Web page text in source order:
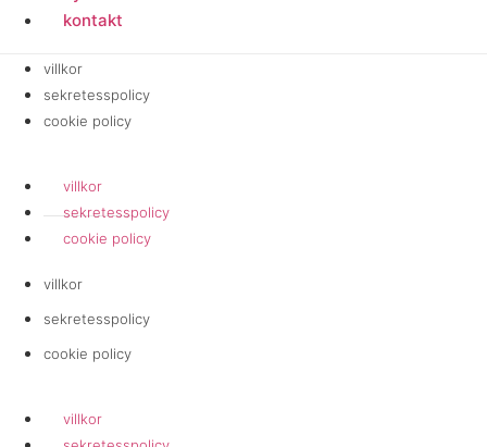
kontakt
villkor
sekretesspolicy
cookie policy
villkor
sekretesspolicy
cookie policy
villkor
sekretesspolicy
cookie policy
villkor